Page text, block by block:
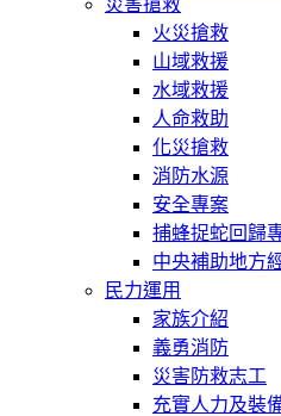
火災搶救
山域救援
水域救援
人命救助
化災搶救
消防水源
安全專案
捕蜂捉蛇回歸
中央補助地方
民力運用
家族介紹
義勇消防
災害防救志工
充實人力及裝